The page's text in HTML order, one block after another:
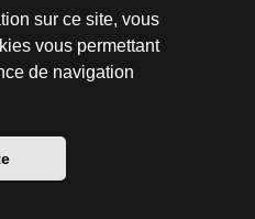
sur ce site, vous
vous permettant
de navigation
Software © phpBB Limited
officielle